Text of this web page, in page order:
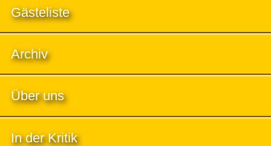
Gästeliste
Archiv
Über uns
In der Kritik